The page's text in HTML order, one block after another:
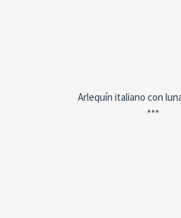
Arlequín italiano con
***